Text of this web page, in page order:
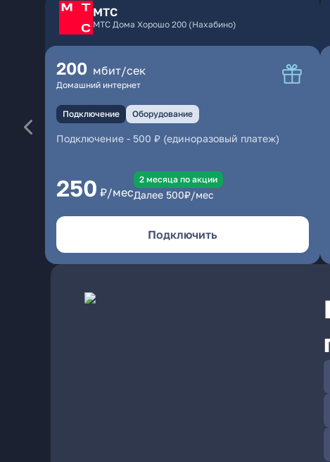
МТС
МТС Дома Хорошо 200 (Нахабино)
200 мбит/сек
Домашний интернет
Подключение Оборудование
Подключение - 500 ₽ (единоразовый платеж)
250 ₽/мес
2 месяцa по акции
Далее 500₽/мес
Подключить